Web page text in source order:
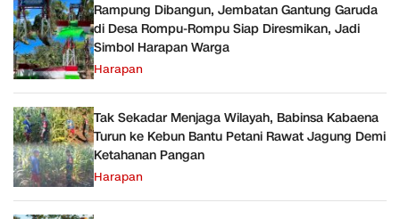
Rampung Dibangun, Jembatan Gantung Garuda
di Desa Rompu-Rompu Siap Diresmikan, Jadi
Simbol Harapan Warga
Harapan
Tak Sekadar Menjaga Wilayah, Babinsa Kabaena
Turun ke Kebun Bantu Petani Rawat Jagung Demi
Ketahanan Pangan
Harapan